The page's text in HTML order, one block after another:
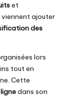
et
viennent ajouter
des
lors
tout en
Cette
dans son